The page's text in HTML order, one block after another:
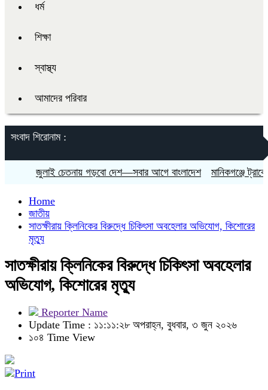
ধর্ম
শিক্ষা
স্বাস্থ্য
আমাদের পরিবার
সংবাদ শিরোনাম :
জুলাই চেতনায় গড়বো দেশ—সবার আগে বাংলাদেশ মানিকগঞ্জে ট্রাকের
Home
জাতীয়
সাতক্ষীরায় ক্লিনিকের বিরুদ্ধে চিকিৎসা অবহেলার অভিযোগ, কিশোরের
মৃত্যু
সাতক্ষীরায় ক্লিনিকের বিরুদ্ধে চিকিৎসা অবহেলার
অভিযোগ, কিশোরের মৃত্যু
Reporter Name
Update Time : ১১:১১:২৮ অপরাহ্ন, বুধবার, ৩ জুন ২০২৬
১০৪ Time View